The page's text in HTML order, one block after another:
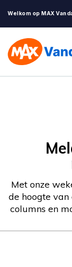
Welkom op MAX
Met onze
de hoogte
columns en